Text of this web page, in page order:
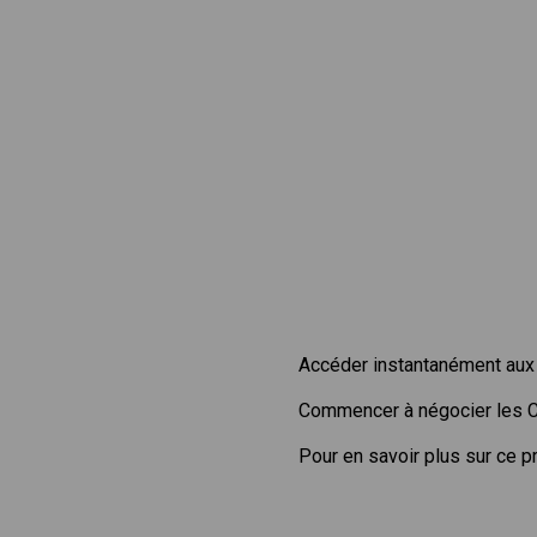
Accéder instantanément
Commencer à négocier les
Pour en savoir plus sur ce